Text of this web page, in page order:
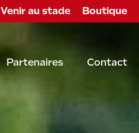
Venir au stade Boutique
Partenaires Contact